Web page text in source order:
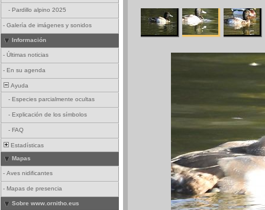
- Pardillo alpino 2025
- Galería de imágenes y sonidos
Información
- Últimas noticias
- En su agenda
Ayuda
- Especies parcialmente ocultas
- Explicación de los símbolos
- FAQ
Estadísticas
Mapas
- Aves nidificantes
- Mapas de presencia
Sobre www.ornitho.eus